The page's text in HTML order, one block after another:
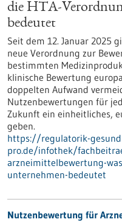
die HTA-
bedeutet
Seit dem 12. Januar 2025
neue Verordnung zur
bestimmten
klinische Bewertung
doppelten Aufwand
Nutzenbewertungen für
Zukunft ein einheitliches,
geben.
https://regulatorik-
pro.de/infothek/
arzneimittelbewertung-
unternehmen-bedeutet
Nutzenbewertung für